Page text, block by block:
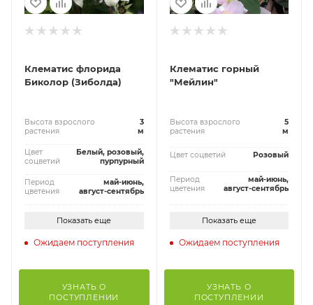
Клематис флорида
Биколор (Зиболда)
Высота взрослого
растения
3
м
Цвет
соцветий
Белый, розовый,
пурпурный
Период
цветения
май-июнь,
август-сентябрь
Показать еще
Ожидаем поступления
УЗНАТЬ О
ПОСТУПЛЕНИИ
Клематис горный
"Мейлин"
Высота взрослого
растения
5
м
Цвет соцветий Розовый
Период
цветения
май-июнь,
август-сентябрь
Показать еще
Ожидаем поступления
УЗНАТЬ О
ПОСТУПЛЕНИИ